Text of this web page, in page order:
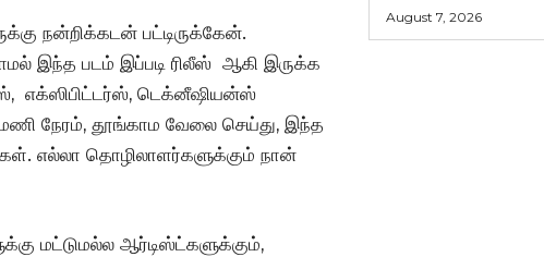
நன்றிக்கடன் பட்டிருக்கேன்.
இந்த படம் இப்படி ரிலீஸ் ஆகி இருக்க
எக்ஸிபிட்டர்ஸ், டெக்னீஷியன்ஸ்
நேரம், தூங்காம வேலை செய்து, இந்த
எல்லா தொழிலாளர்களுக்கும் நான்
மட்டுமல்ல ஆர்டிஸ்ட்களுக்கும்,
August 7, 2026